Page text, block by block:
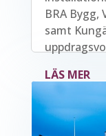
BRA Bygg,
samt
LÄS MER
READ MORE